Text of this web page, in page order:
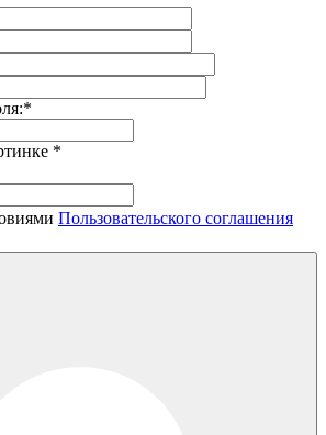
*
*
Пользовательского соглашения